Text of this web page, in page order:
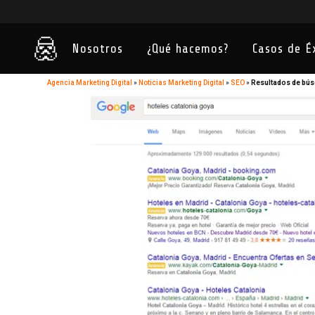
Nosotros ¿Qué hacemos? Casos de
Agencia Marketing Digital » Noticias Marketing Digital »SEO» Resultados de